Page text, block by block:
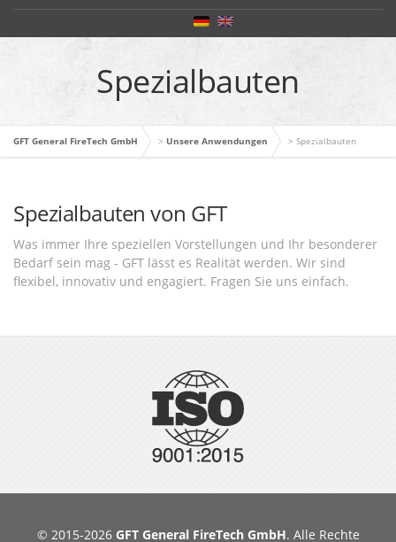
Spezialbauten
GFT General FireTech GmbH > Unsere Anwendungen > Spezialbauten
Spezialbauten von GFT
Was immer Ihre speziellen Vorstellungen und Ihr besonderer
Bedarf sein mag - GFT lässt es Realität werden. Wir sind
flexibel, innovativ und engagiert. Fragen Sie uns einfach.
© 2015-2026 GFT General FireTech GmbH. Alle Rechte